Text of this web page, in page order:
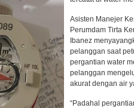
Asisten Manejer
Perumdam Tirta
Ibanez
pelanggan saat
pergantian water
pelanggan
akurat dengan air
“Padahal